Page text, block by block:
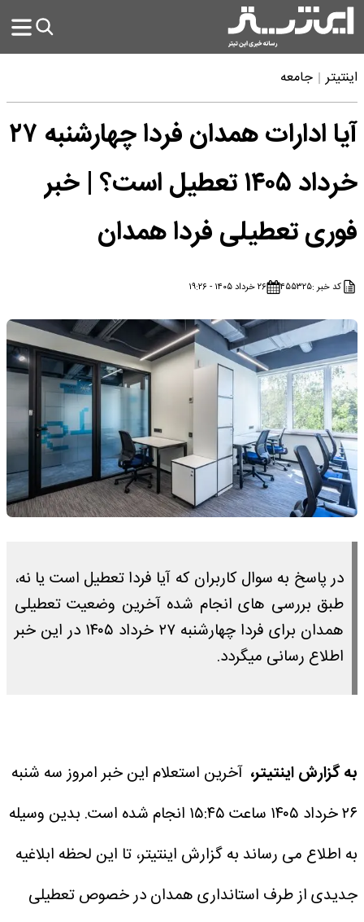
اینتیتر جامعه
آیا ادارات همدان فردا چهارشنبه ۲۷
خرداد ۱۴۰۵ تعطیل است؟ | خبر
فوری تعطیلی فردا همدان
کد خبر :۴۵۵۳۲۵ ۲۶ خرداد ۱۴۰۵ - ۱۹:۲۶
در پاسخ به سوال کاربران که آیا فردا تعطیل است یا نه،
طبق بررسی های انجام شده آخرین وضعیت تعطیلی
همدان برای فردا چهارشنبه ۲۷ خرداد ۱۴۰۵ در این خبر
اطلاع رسانی میگردد.
به گزارش اینتیتر، آخرین استعلام این خبر امروز سه شنبه
۲۶ خرداد ۱۴۰۵ ساعت ۱۵:۴۵ انجام شده است.
بدین وسیله
به اطلاع می رساند به گزارش اینتیتر، تا این لحظه ابلاغیه
جدیدی از طرف استانداری همدان در خصوص تعطیلی